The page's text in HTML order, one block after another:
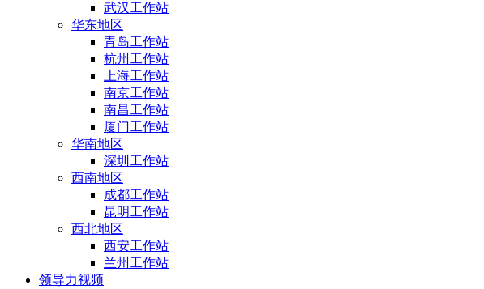
武汉工作站
华东地区
青岛工作站
杭州工作站
上海工作站
南京工作站
南昌工作站
厦门工作站
华南地区
深圳工作站
西南地区
成都工作站
昆明工作站
西北地区
西安工作站
兰州工作站
领导力视频